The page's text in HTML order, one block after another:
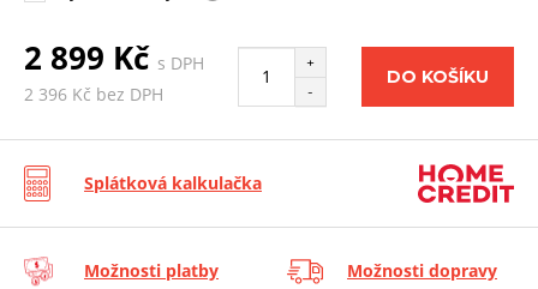
2 899 Kč s DPH
2 396 Kč bez DPH
+
-
DO KOŠÍKU
Splátková kalkulačka
Možnosti platby Možnosti dopravy